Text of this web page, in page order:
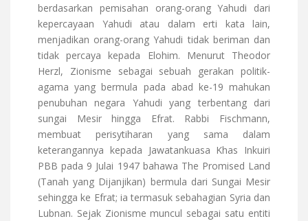
berdasarkan pemisahan orang-orang Yahudi dari
kepercayaan Yahudi atau dalam erti kata lain,
menjadikan orang-orang Yahudi tidak beriman dan
tidak percaya kepada Elohim. Menurut Theodor
Herzl, Zionisme sebagai sebuah gerakan politik-
agama yang bermula pada abad ke-19 mahukan
penubuhan negara Yahudi yang terbentang dari
sungai Mesir hingga Efrat. Rabbi Fischmann,
membuat perisytiharan yang sama dalam
keterangannya kepada Jawatankuasa Khas Inkuiri
PBB pada 9 Julai 1947 bahawa The Promised Land
(Tanah yang Dijanjikan) bermula dari Sungai Mesir
sehingga ke Efrat; ia termasuk sebahagian Syria dan
Lubnan. Sejak Zionisme muncul sebagai satu entiti